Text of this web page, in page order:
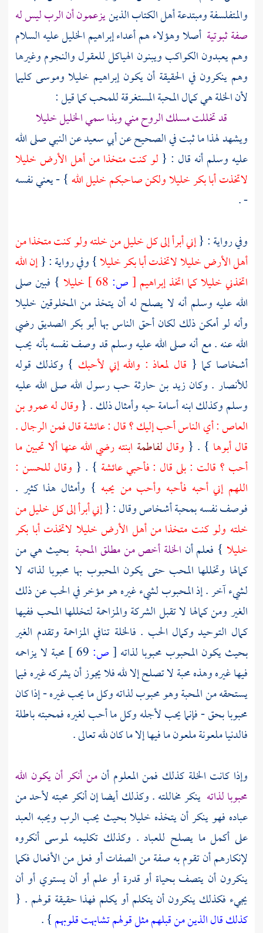
والمتفلسفةومبتدعةأهل الكتابالذينيزعمون أن الرب ليس له
صفة ثبوتية أصلا وهؤلاء هم أعداءإبراهيمالخليل عليه السلام
وهم يعبدون الكواكب ويبنون الهياكل للعقول والنجوم وغيرها
وهم ينكرون في الحقيقة أن يكونإبراهيم خليلا وموسىكليما
لأن الخلة هي كمال المحبة المستغرقة للمحب كما قيل :
قد تخللت مسلك الروح مني وبذا سمي الخليل خليلا
ويشهد لهذا ما ثبت في الصحيح عنأبي سعيدعن النبي صلى الله
عليه وسلم أنه قال : { لو كنت متخذا من أهل الأرض خليلا
لاتخذتأبا بكرخليلا ولكن صاحبكم خليل الله} - يعني نفسه
- .
وفي رواية : {إني أبرأ إلى كل خليل من خلته ولو كنت متخذا من
أهل الأرض خليلا لاتخذتأبا بكرخليلا} وفي رواية : {إن الله
اتخذني خليلا كما اتخذإبراهيم [ص: خليلا } فبين صلى
الله عليه وسلم أنه لا يصلح له أن يتخذ من المخلوقين خليلا
وأنه لو أمكن ذلك لكان أحق الناس بهاأبو بكر الصديقرضي
الله عنه . مع أنه صلى الله عليه وسلم قد وصف نفسه بأنه يحب
أشخاصا كما { قال لمعاذ : والله إني لأحبك } وكذلك قوله
للأنصار . وكانزيد بن حارثة حب رسول الله صلى الله عليه
وسلم وكذلك ابنهأسامةحبه وأمثال ذلك . {وقال لهعمرو بن
العاص: أي الناس أحب إليك ؟ قال :عائشةقال فمن الرجال .
قال أبوها } . { وقال لفاطمة ابنته رضي الله عنها ألا تحبين ما
أحب ؟ قالت : بلى قال : فأحبيعائشة } . { وقال للحسن :
اللهم إني أحبه فأحبه وأحب من يحبه } وأمثال هذا كثير .
فوصف نفسه بمحبة أشخاص وقال : {إني أبرأ إلى كل خليل من
خلته ولو كنت متخذا من أهل الأرض خليلا لاتخذتأبا بكر
خليلا } فعلم أن الخلة أخص من مطلق المحبة بحيث هي من
كمالها وتخللها المحب حتى يكون المحبوب بها محبوبا لذاته لا
لشيء آخر . إذ المحبوب لشيء غيره هو مؤخر في الحب عن ذلك
الغير ومن كمالها لا تقبل الشركة والمزاحمة لتخللها المحب ففيها
كمال التوحيد وكمال الحب . فالخلة تنافي المزاحمة وتقدم الغير
بحيث يكون المحبوب محبوبا لذاته [ص:
محبة لا يزاحمه
فيها غيره وهذه محبة لا تصلح إلا لله فلا يجوز أن يشركه غيره فيما
يستحقه من المحبة وهو محبوب لذاته وكل ما يحب غيره - إذا كان
محبوبا بحق - فإنما يحب لأجله وكل ما أحب لغيره فمحبته باطلة
فالدنيا ملعونة ملعون ما فيها إلا ما كان لله تعالى .
وإذا كانت الخلة كذلك فمن المعلوم أنمن أنكر أن يكون الله
محبوبا لذاته ينكر مخاللته . وكذلك أيضا إن أنكر محبته لأحد من
عباده فهو ينكر أن يتخذه خليلا بحيث يحب الرب ويحبه العبد
على أكمل ما يصلح للعباد . وكذلك تكليمهلموسى أنكروه
لإنكارهم أن تقوم به صفة من الصفات أو فعل من الأفعال فكما
ينكرون أن يتصف بحياة أو قدرة أو علم أو أن يستوي أو أن
يجيء فكذلك ينكرون أن يتكلم أو يكلم فهذا حقيقة قولهم . {
كذلك قال الذين من قبلهم مثل قولهم تشابهت قلوبهم} .